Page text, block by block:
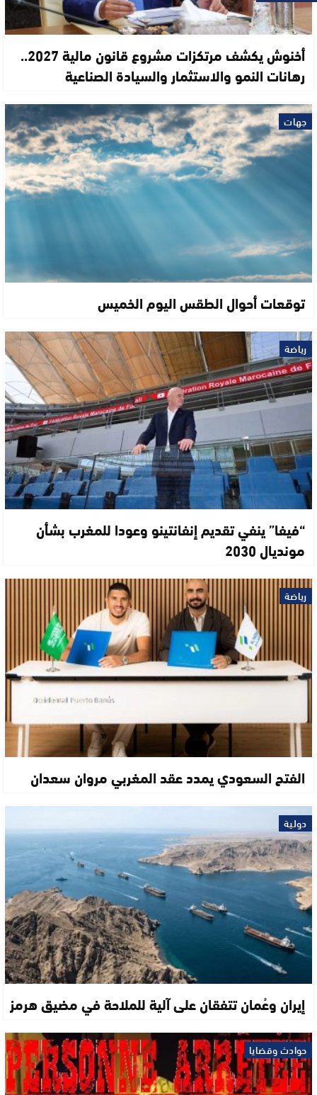
أخنوش يكشف مرتكزات مشروع قانون مالية 2027..
رهانات النمو والاستثمار والسيادة الصناعية
جهات
توقعات أحوال الطقس اليوم الخميس
رياضة
“فيفا” ينفي تقديم إنفانتينو وعودا للمغرب بشأن
مونديال 2030
رياضة
الفتح السعودي يمدد عقد المغربي مروان سعدان
دولية
إيران وعُمان تتفقان على آلية للملاحة في مضيق هرمز
حوادث وقضايا